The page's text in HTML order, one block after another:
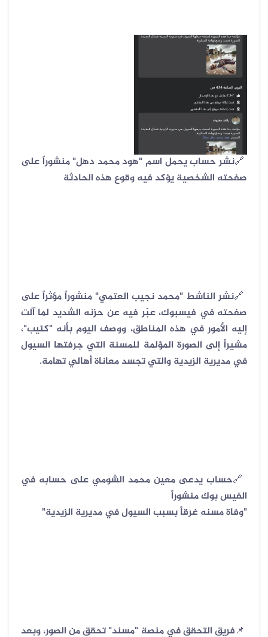
🔗نشر حساب يحمل اسم "هود محمد دهل" منشوراً على
صفحته الشخصية يؤكد فيه وقوع هذه الحادثة
🔗نشر الناشط "محمد نجيب العتمي" منشوراً مؤثراً على
صفحته في فيسبوك، عبّر فيه عن حزنه الشديد لما آلت
إليه الأمور في هذه المناطق، ووصف اليوم بأنه "كئيب"،
مشيراً إلى الصورة المؤلمة للمسنة التي جرفتها السيول
في مديرية الزيدية والتي تجسد معاناة أهالي تهامة.
🔗حساب يدعى معين محمد الشومي على حسابه في
الفيس بوك منشوراً
"وفاة مسنه غرقاً بسبب السيول في مديرية الزيدية"
📌فريق التحقق في منصة "مسند" تحقق من الصور، وبعد